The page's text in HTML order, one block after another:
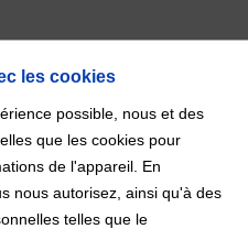
les cookies
possible, nous et des
que les cookies pour
de l'appareil. En
nous autorisez, ainsi qu'à des
telles que le